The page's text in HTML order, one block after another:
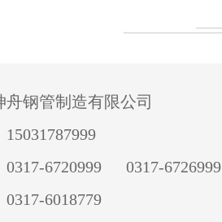
舟钢管制造有限公司
0317-6720999 0317-6726999
6018779